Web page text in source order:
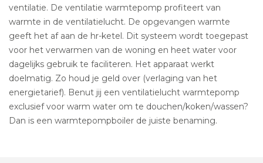
ventilatie. De ventilatie warmtepomp profiteert van
warmte in de ventilatielucht. De opgevangen warmte
geeft het af aan de hr-ketel. Dit systeem wordt toegepast
voor het verwarmen van de woning en heet water voor
dagelijks gebruik te faciliteren. Het apparaat werkt
doelmatig. Zo houd je geld over (verlaging van het
energietarief). Benut jij een ventilatielucht warmtepomp
exclusief voor warm water om te douchen/koken/wassen?
Dan is een warmtepompboiler de juiste benaming.